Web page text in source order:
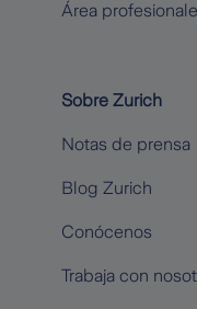
Área
Sobre Zurich
Notas de prensa
Blog Zurich
Conócenos
Trabaja con